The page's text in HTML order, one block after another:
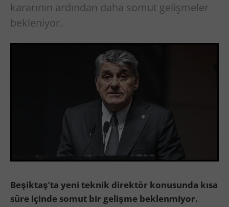
kararının ardından daha somut gelişmeler
bekleniyor.
Beşiktaş’ta yeni teknik direktör konusunda kısa
süre içinde somut bir gelişme beklenmiyor.